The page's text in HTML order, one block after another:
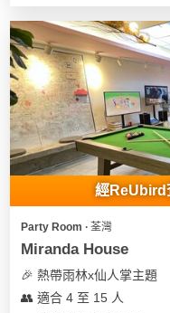
佈
置
用
品
即
食
即
煮
列
會
及
婚
禮
親
子
活
動
情
侶
心
願
清
單
們
關
於
我
們
經ReUbird
Party Room ∙ 荃灣
Miranda House
🎉 熱帶雨林x仙人掌主題
👥 適合 4 至 15 人